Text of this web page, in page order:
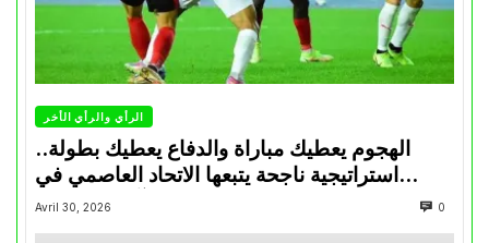
الرأي والرأي الأخر
الهجوم يعطيك مباراة والدفاع يعطيك بطولة..
استراتيجية ناجحة يتبعها الاتحاد العاصمي في
تتويجاته آخر السنوات
Avril 30, 2026 0